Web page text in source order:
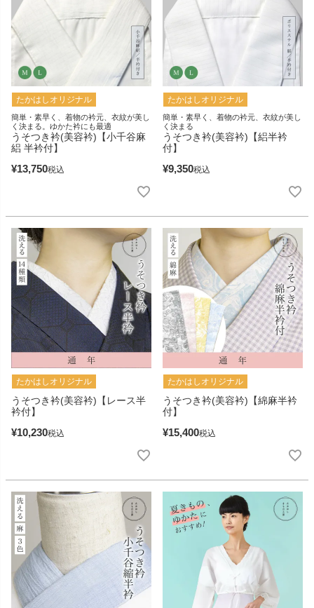
たかはしオリジナル
簡単・素早く、着物の衿元、衣紋が美し
く決まる。ゆかた衿にも最適
うそつき衿(美容衿)【小千谷麻
絽 半衿付】
¥13,750税込
たかはしオリジナル
簡単・素早く、着物の衿元、衣紋が美し
く決まる
うそつき衿(美容衿)【絽半衿
付】
¥9,350税込
たかはしオリジナル
うそつき衿(美容衿)【レース半
衿付】
¥10,230税込
たかはしオリジナル
うそつき衿(美容衿)【綿麻半衿
付】
¥15,400税込